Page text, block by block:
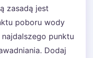
zasadą jest
poboru wody
punktu
Dodaj